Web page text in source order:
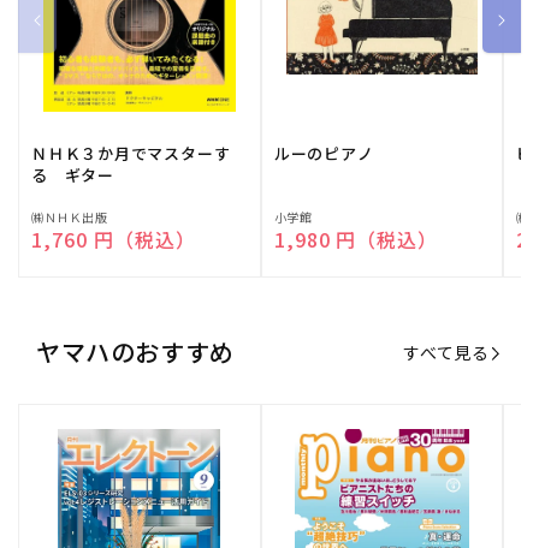
ＮＨＫ３か月でマスターす
る ギター
販
売
㈱ＮＨＫ出版
通常価格
1,760 円（税込）
ルーのピアノ
販
売
小学館
通常価格
1,980 円（税込）
ピ
販
売
㈱
ヤマハのおすすめ すべて見る